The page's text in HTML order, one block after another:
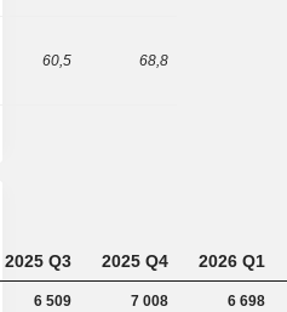
60,5 68,8
2025 Q3 2025 Q4 2026 Q1
6 509
7 008
6 698